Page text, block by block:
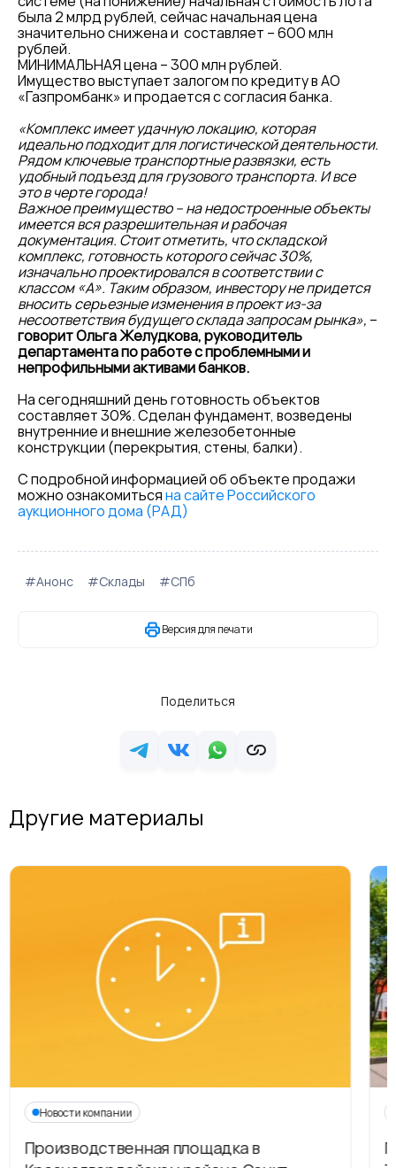
была 2 млрд рублей, сейчас начальная цена
значительно снижена и составляет – 600 млн
рублей.
МИНИМАЛЬНАЯ цена – 300 млн рублей.
Имущество выступает залогом по кредиту в АО
«Газпромбанк» и продается с согласия банка.
«Комплекс имеет удачную локацию, которая
идеально подходит для логистической деятельности.
Рядом ключевые транспортные развязки, есть
удобный подъезд для грузового транспорта. И все
это в черте города!
Важное преимущество – на недостроенные объекты
имеется вся разрешительная и рабочая
документация. Стоит отметить, что складской
комплекс, готовность которого сейчас 30%,
изначально проектировался в соответствии с
классом «А». Таким образом, инвестору не придется
вносить серьезные изменения в проект из-за
несоответствия будущего склада запросам рынка», –
говорит Ольга Желудкова, руководитель
департамента по работе с проблемными и
непрофильными активами банков.
На сегодняшний день готовность объектов
составляет 30%. Сделан фундамент, возведены
внутренние и внешние железобетонные
конструкции (перекрытия, стены, балки).
С подробной информацией об объекте продажи
можно ознакомитьсяна сайте Российского
аукционного дома (РАД)
#Анонс #Склады #СПб
Версия для печати
Поделиться
Другие материалы
Новости компании
Производственная площадка в